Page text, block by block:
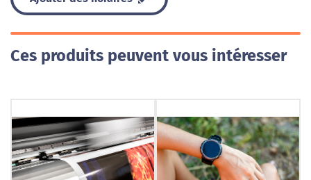
Ces produits peuvent vous intéresser